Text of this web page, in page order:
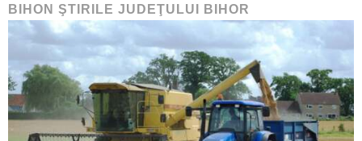
BIHON ŞTIRILE JUDEŢULUI BIHOR